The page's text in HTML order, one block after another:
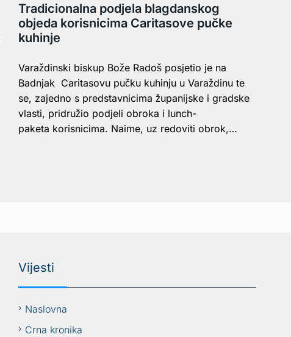
Tradicionalna podjela blagdanskog
objeda korisnicima Caritasove pučke
kuhinje
Varaždinski biskup Bože Radoš posjetio je na
Badnjak Caritasovu pučku kuhinju u Varaždinu te
se, zajedno s predstavnicima županijske i gradske
vlasti, pridružio podjeli obroka i lunch-
paketa korisnicima. Naime, uz redoviti obrok,…
Vijesti
Naslovna
Crna kronika